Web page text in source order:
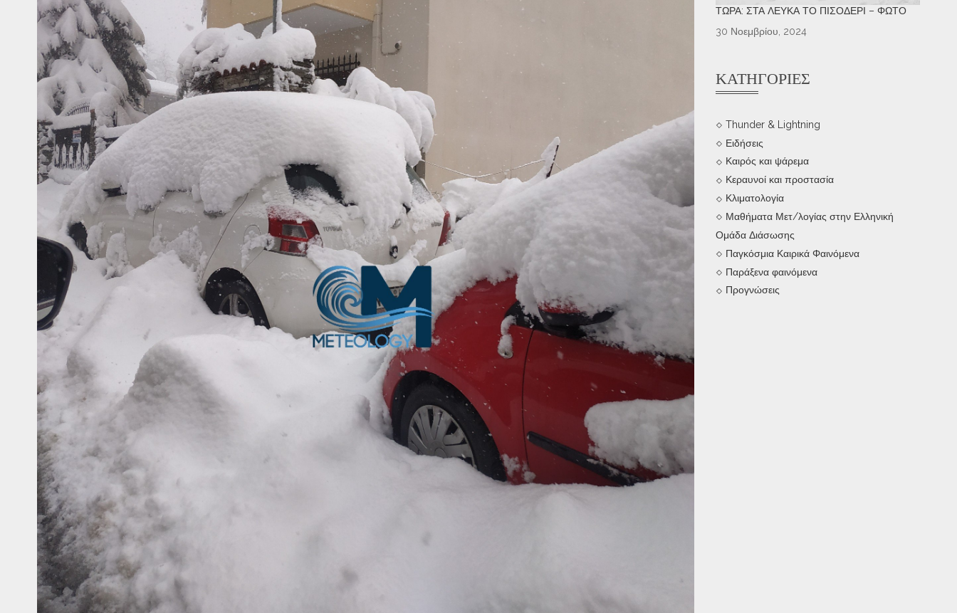
ΤΏΡΑ: ΣΤΑ ΛΕΥΚΆ ΤΟ ΠΙΣΟΔΈΡΙ – ΦΩΤΌ
30 Νοεμβρίου, 2024
ΚΑΤΗΓΟΡΊΕΣ
Thunder & Lightning
Ειδήσεις
Καιρός και ψάρεμα
Κεραυνοί και προστασία
Κλιματολογία
Μαθήματα Μετ/λογίας στην Ελληνική
Ομάδα Διάσωσης
Παγκόσμια Καιρικά Φαινόμενα
Παράξενα φαινόμενα
Προγνώσεις